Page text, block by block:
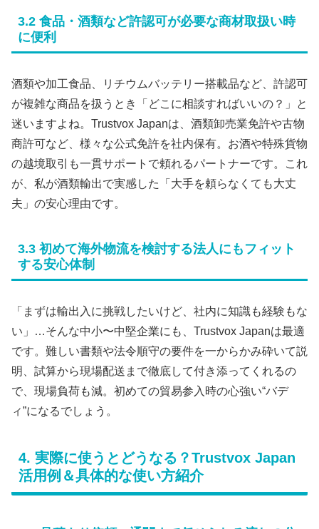
3.2 食品・酒類など許認可が必要な商材取扱い時
に便利
酒類や加工食品、リチウムバッテリー搭載品など、許認可
が複雑な商品を扱うとき「どこに相談すればいいの？」と
迷いますよね。Trustvox Japanは、酒類卸売業免許や古物
商許可など、様々な公式免許を社内保有。お酒や特殊貨物
の越境取引も一貫サポートで頼れるパートナーです。これ
が、私が酒類輸出で実感した「大手を頼らなくても大丈
夫」の安心理由です。
3.3 初めて海外物流を検討する法人にもフィット
する安心体制
「まずは輸出入に挑戦したいけど、社内に知識も経験もな
い」…そんな中小〜中堅企業にも、Trustvox Japanは最適
です。難しい書類や法令順守の要件を一からかみ砕いて説
明、試算から現場配送まで徹底して付き添ってくれるの
で、現場負荷も減。初めての貿易参入時の心強い“バデ
ィ”になるでしょう。
4. 実際に使うとどうなる？Trustvox Japan
活用例＆具体的な使い方紹介